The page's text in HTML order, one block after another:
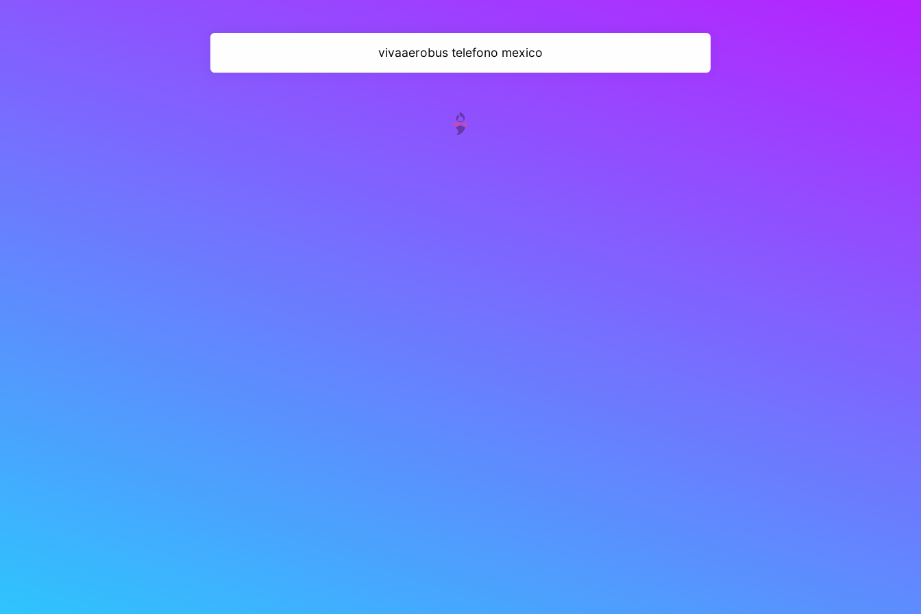
vivaaerobus telefono mexico